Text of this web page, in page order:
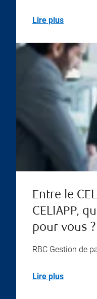
Lire plus
Entre le
CELIAPP,
pour vous ?
RBC Gestion de
Lire plus